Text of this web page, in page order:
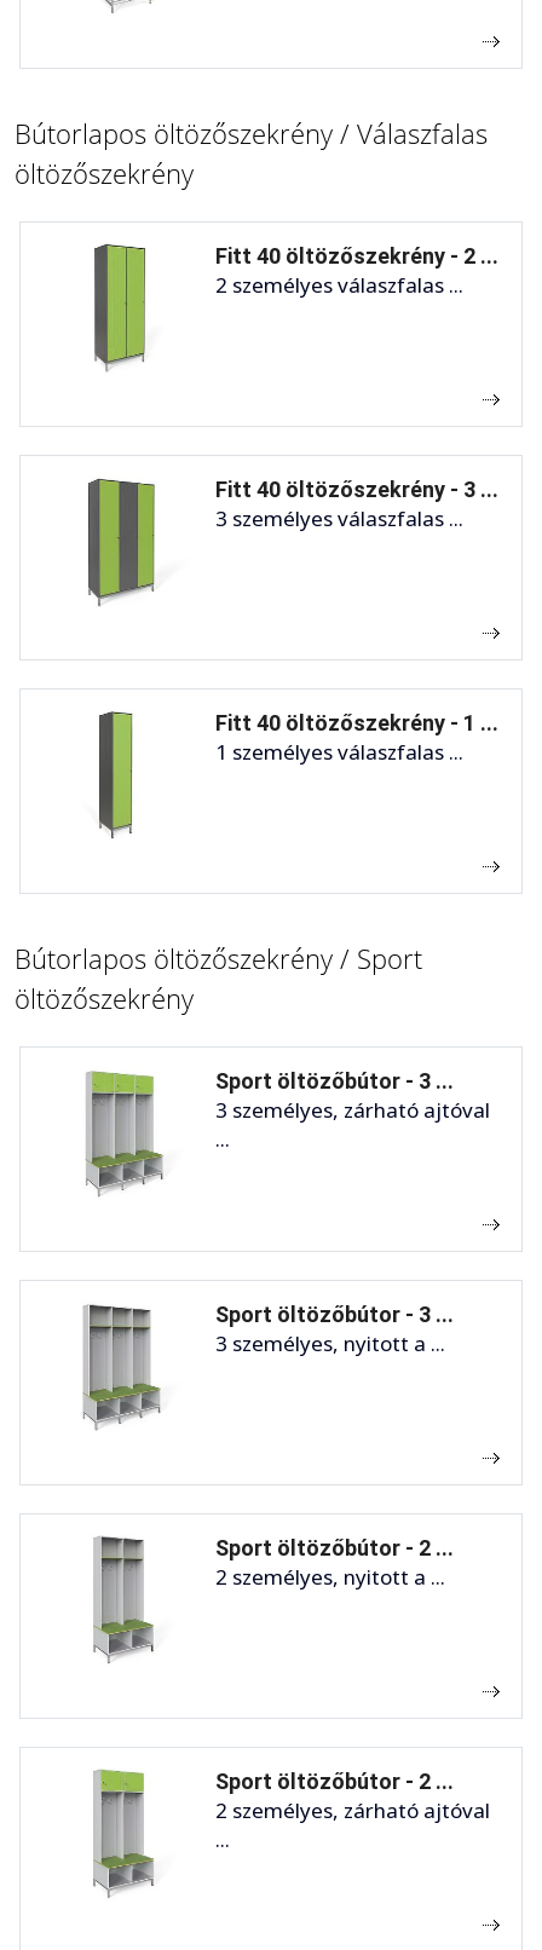
Bútorlapos öltözőszekrény / Válaszfalas
öltözőszekrény
Fitt 40 öltözőszekrény - 2 ...
2 személyes válaszfalas ...
Fitt 40 öltözőszekrény - 3 ...
3 személyes válaszfalas ...
Fitt 40 öltözőszekrény - 1 ...
1 személyes válaszfalas ...
Bútorlapos öltözőszekrény / Sport
öltözőszekrény
Sport öltözőbútor - 3 ...
3 személyes, zárható ajtóval
...
Sport öltözőbútor - 3 ...
3 személyes, nyitott a ...
Sport öltözőbútor - 2 ...
2 személyes, nyitott a ...
Sport öltözőbútor - 2 ...
2 személyes, zárható ajtóval
...